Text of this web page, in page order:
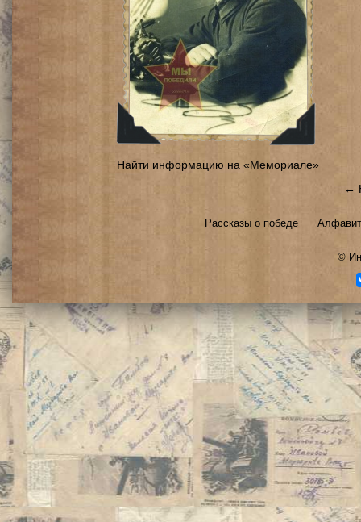
Найти информацию на «Мемориале»
←
Рассказы о победе
©